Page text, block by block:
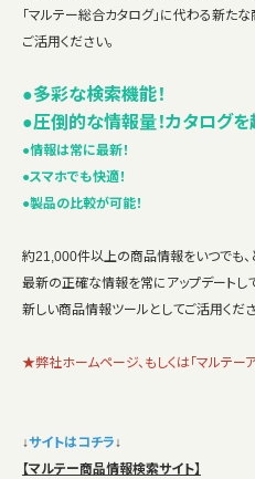
「マルテー総合カタログ」に代わる新た
ご活用ください。
●多彩な検索機能！
●圧倒的な情報量！カタログを
●情報は常に最新！
●スマホでも快適！
●製品の比較が可能！
約21,000件以上の商品情報をいつでも、
最新の正確な情報を常にアップデートして
新しい商品情報ツールとしてご活用くださ
★弊社ホームページ、もしくは「マルテー
↓サイトはコチラ↓
【マルテー商品情報検索サイト】